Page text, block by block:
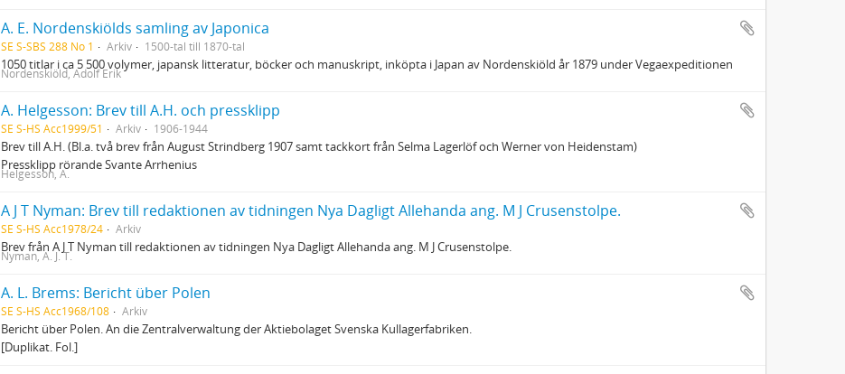
A. E. Nordenskiölds samling av Japonica
SE S-SBS 288 No 1 Arkiv 1500-tal till 1870-tal
1050 titlar i ca 5 500 volymer, japansk litteratur, böcker och manuskript, inköpta i Japan av Nordenskiöld år 1879 under Vegaexpeditionen
Nordenskiöld, Adolf Erik
A. Helgesson: Brev till A.H. och pressklipp
SE S-HS Acc1999/51 Arkiv 1906-1944
Brev till A.H. (Bl.a. två brev från August Strindberg 1907 samt tackkort från Selma Lagerlöf och Werner von Heidenstam)
Pressklipp rörande Svante Arrhenius
Helgesson, A.
A J T Nyman: Brev till redaktionen av tidningen Nya Dagligt Allehanda ang. M J Crusenstolpe.
SE S-HS Acc1978/24 Arkiv
Brev från A J T Nyman till redaktionen av tidningen Nya Dagligt Allehanda ang. M J Crusenstolpe.
Nyman, A. J. T.
A. L. Brems: Bericht über Polen
SE S-HS Acc1968/108 Arkiv
Bericht über Polen. An die Zentralverwaltung der Aktiebolaget Svenska Kullagerfabriken.
[Duplikat. Fol.]